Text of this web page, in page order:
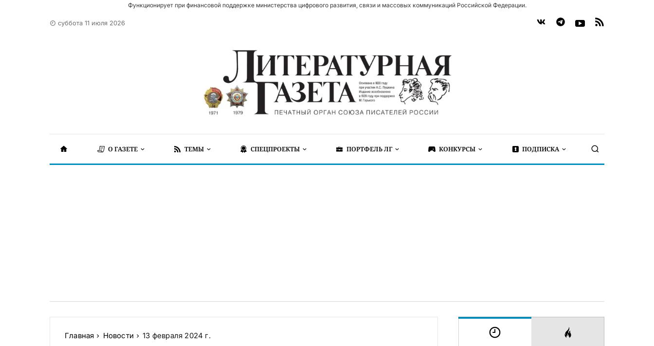
Функционирует при финансовой поддержке министерства цифрового развития, связи и массовых коммуникаций Российской Федерации.
суббота 11 июля 2026
О ГАЗЕТЕ ТЕМЫ СПЕЦПРОЕКТЫ ПОРТФЕЛЬ ЛГ КОНКУРСЫ ПОДПИСКА
Главная Новости 13 февраля 2024 г.